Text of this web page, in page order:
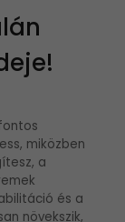
miközben
a
és a
növekszik,